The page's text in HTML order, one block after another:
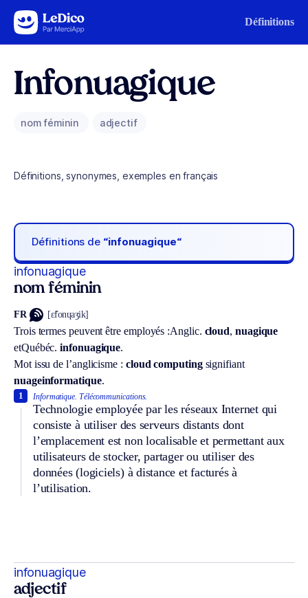
Aller au contenu Définitions
Infonuagique
nom féminin adjectif
Définitions, synonymes, exemples en français
Définitions de “infonuagique“
infonuagique
nom féminin
FR [ɛ̃fonɥaʒik]
Trois termes peuvent être employés :Anglic. cloud, nuagique
etQuébéc. infonuagique.
Mot issu de l’anglicisme : cloud computingsignifiant
nuageinformatique.
Informatique. Télécommunications.
Technologie employée par les réseaux Internet qui
consiste à utiliser des serveurs distants dont
l’emplacement est non localisable et permettant aux
utilisateurs de stocker, partager ou utiliser des
données (logiciels) à distance et facturés à
l’utilisation.
1
infonuagique
adjectif